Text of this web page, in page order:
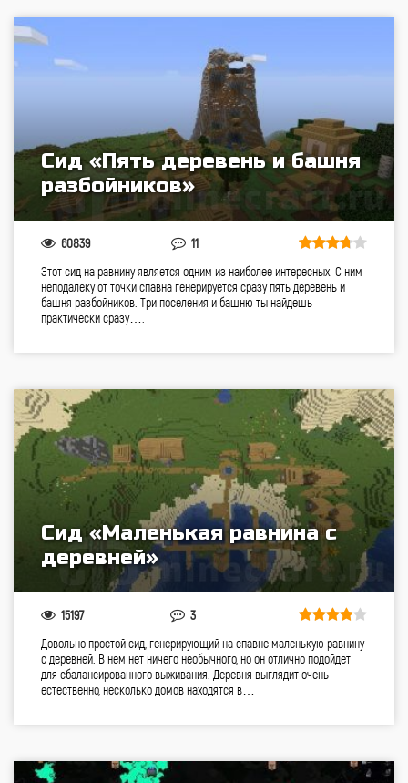
Сид «Пять деревень и башня
разбойников»
60839 11
Этот сид на равнину является одним из наиболее интересных. С ним
неподалеку от точки спавна генерируется сразу пять деревень и
башня разбойников. Три поселения и башню ты найдешь
практически сразу….
Сид «Маленькая равнина с
деревней»
15197 3
Довольно простой сид, генерирующий на спавне маленькую равнину
с деревней. В нем нет ничего необычного, но он отлично подойдет
для сбалансированного выживания. Деревня выглядит очень
естественно, несколько домов находятся в…